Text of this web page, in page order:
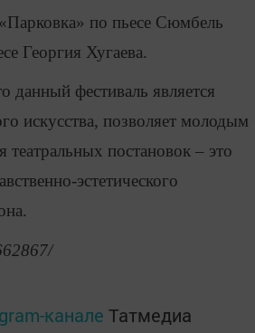
по пьесе Сюмбель
Георгия Хугаева.
данный фестиваль является
искусства, позволяет молодым
постановок – это
эстетического
канале Татмедиа